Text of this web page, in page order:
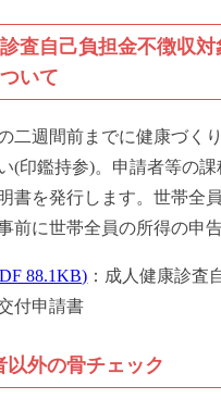
査自己負担金不徴収
いて
二週間前までに健康づく
(印鑑持参)。申請者等の課
書を発行します。世帯全
前に世帯全員の所得の申
88.1KB) ：成人健康診査
付申請書
以外の骨チェック